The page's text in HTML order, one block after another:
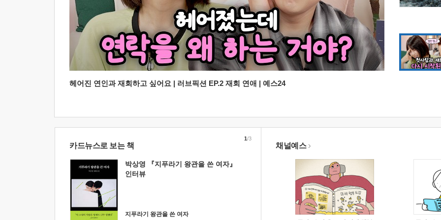
헤어진 연인과 재회하고 싶어요 | 러브픽션 EP.2 재회 연애 | 예스24
카드뉴스로 보는 책
박상영 『지푸라기 왕관을 쓴 여자』
인터뷰
지푸라기 왕관을 쓴 여자
1/3
채널예스